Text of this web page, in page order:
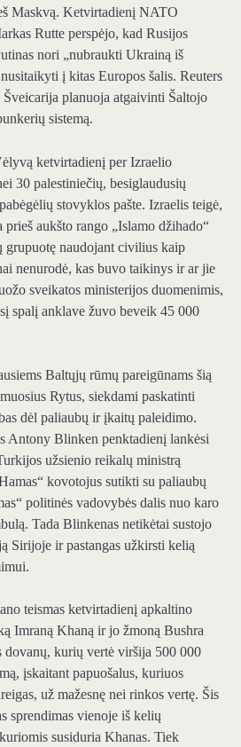
Maskvą. Ketvirtadienį NATO
Rutte perspėjo, kad Rusijos
nori „nubraukti Ukrainą iš
į kitas Europos šalis. Reuters
Šveicarija planuoja atgaivinti Šaltojo
sistemą.
ketvirtadienį per Izraelio
30 palestiniečių, besiglaudusių
stovyklos pašte. Izraelis teigė,
aukšto rango „Islamo džihado“
naudojant civilius kaip
nenurodė, kas buvo taikinys ir ar jie
sveikatos ministerijos duomenimis,
spalį anklave žuvo beveik 45 000
Baltųjų rūmų pareigūnams šią
Rytus, siekdami paskatinti
dėl paliaubų ir įkaitų paleidimo.
Antony Blinken penktadienį lankėsi
užsienio reikalų ministrą
kovotojus sutikti su paliaubų
politinės vadovybės dalis nuo karo
Tada Blinkenas netikėtai sustojo
Sirijoje ir pastangas užkirsti kelią
teismas ketvirtadienį apkaltino
Imraną Khaną ir jo žmoną Bushra
dovanų, kurių vertė viršija 500 000
įskaitant papuošalus, kuriuos
už mažesnę nei rinkos vertę. Šis
sprendimas vienoje iš kelių
susiduria Khanas. Tiek